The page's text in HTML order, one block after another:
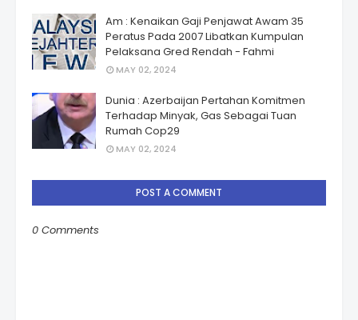
Am : Kenaikan Gaji Penjawat Awam 35
Peratus Pada 2007 Libatkan Kumpulan
Pelaksana Gred Rendah - Fahmi
MAY 02, 2024
Dunia : Azerbaijan Pertahan Komitmen
Terhadap Minyak, Gas Sebagai Tuan
Rumah Cop29
MAY 02, 2024
POST A COMMENT
0 Comments